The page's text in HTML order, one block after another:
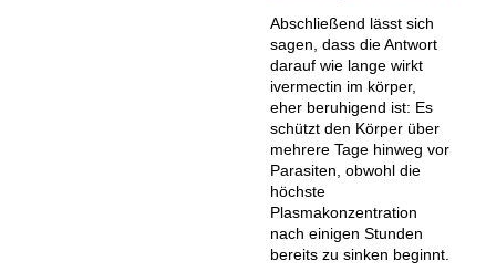
Abschließend lässt sich
sagen, dass die Antwort
darauf wie lange wirkt
ivermectin im körper,
eher beruhigend ist: Es
schützt den Körper über
mehrere Tage hinweg vor
Parasiten, obwohl die
höchste
Plasmakonzentration
nach einigen Stunden
bereits zu sinken beginnt.